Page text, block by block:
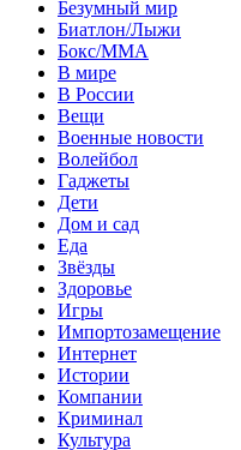
Безумный мир
Биатлон/Лыжи
Бокс/MMA
В мире
В России
Вещи
Военные новости
Волейбол
Гаджеты
Дети
Дом и сад
Еда
Звёзды
Здоровье
Игры
Импортозамещение
Интернет
Истории
Компании
Криминал
Культура